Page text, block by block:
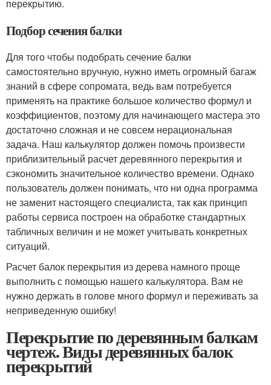
перекрытию.
Подбор сечения балки
Для того чтобы подобрать сечение балки
самостоятельно вручную, нужно иметь огромный багаж
знаний в сфере сопромата, ведь вам потребуется
применять на практике большое количество формул и
коэффициентов, поэтому для начинающего мастера это
достаточно сложная и не совсем нерациональная
задача. Наш калькулятор должен помочь произвести
приблизительный расчет деревянного перекрытия и
сэкономить значительное количество времени. Однако
пользователь должен понимать, что ни одна программа
не заменит настоящего специалиста, так как принцип
работы сервиса построен на обработке стандартных
табличных величин и не может учитывать конкретных
ситуаций.
Расчет балок перекрытия из дерева намного проще
выполнить с помощью нашего калькулятора. Вам не
нужно держать в голове много формул и переживать за
неприведенную ошибку!
Перекрытие по деревянным балкам
чертеж. Виды деревянных балок
перекрытий